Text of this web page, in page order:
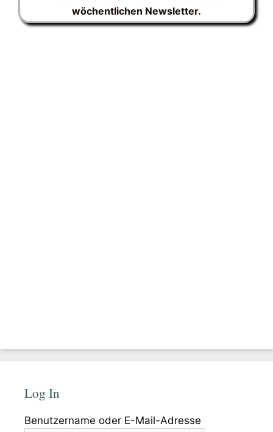
wöchentlichen Newsletter.
Log In
Benutzername oder E-Mail-Adresse